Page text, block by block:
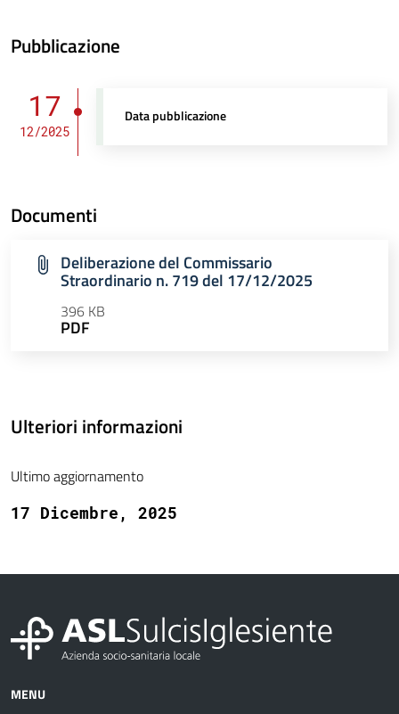
Pubblicazione
17
12/2025
Data pubblicazione
Documenti
Deliberazione del Commissario
Straordinario n. 719 del 17/12/2025
396 KB
PDF
Ulteriori informazioni
Ultimo aggiornamento
17 Dicembre, 2025
MENU